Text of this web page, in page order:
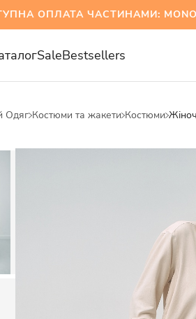
ЧАСТИНАМИ:
SaleBestsellers
Одяг Костюми та жакети Костюми